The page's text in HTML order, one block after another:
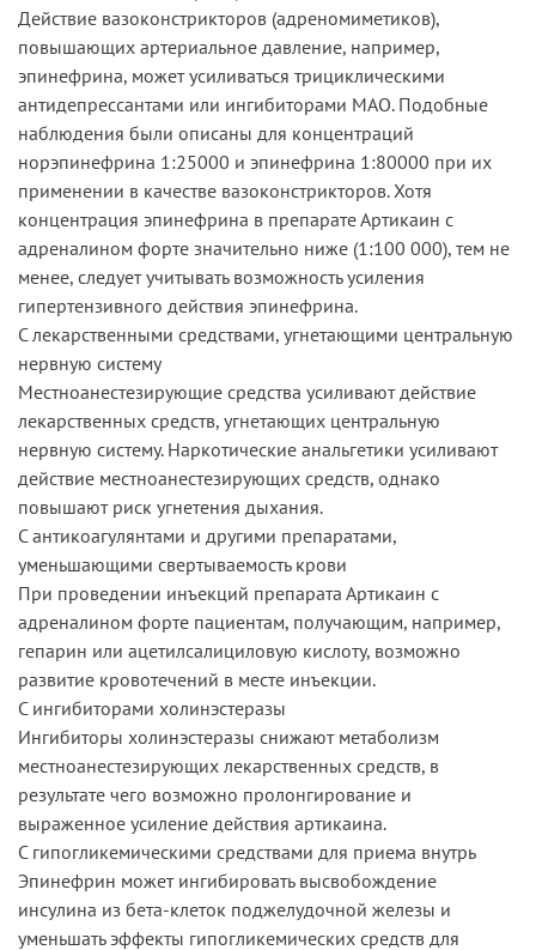
Действие вазоконстрикторов (адреномиметиков),
повышающих артериальное давление, например,
эпинефрина, может усиливаться трициклическими
антидепрессантами или ингибиторами МАО. Подобные
наблюдения были описаны для концентраций
норэпинефрина 1:25000 и эпинефрина 1:80000 при их
применении в качестве вазоконстрикторов. Хотя
концентрация эпинефрина в препарате Артикаин с
адреналином форте значительно ниже (1:100 000), тем не
менее, следует учитывать возможность усиления
гипертензивного действия эпинефрина.
С лекарственными средствами, угнетающими центральную
нервную систему
Местноанестезирующие средства усиливают действие
лекарственных средств, угнетающих центральную
нервную систему. Наркотические анальгетики усиливают
действие местноанестезирующих средств, однако
повышают риск угнетения дыхания.
С антикоагулянтами и другими препаратами,
уменьшающими свертываемость крови
При проведении инъекций препарата Артикаин с
адреналином форте пациентам, получающим, например,
гепарин или ацетилсалициловую кислоту, возможно
развитие кровотечений в месте инъекции.
С ингибиторами холинэстеразы
Ингибиторы холинэстеразы снижают метаболизм
местноанестезирующих лекарственных средств, в
результате чего возможно пролонгирование и
выраженное усиление действия артикаина.
С гипогликемическими средствами для приема внутрь
Эпинефрин может ингибировать высвобождение
инсулина из бета-клеток поджелудочной железы и
уменьшать эффекты гипогликемических средств для